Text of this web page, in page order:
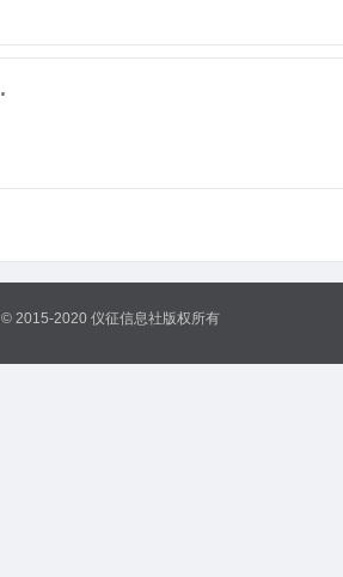
© 2015-2020 仪征信息社版权所有